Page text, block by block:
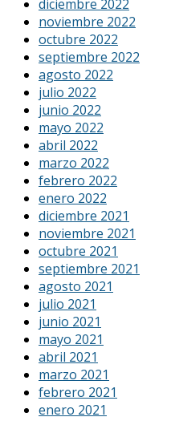
diciembre 2022
noviembre 2022
octubre 2022
septiembre 2022
agosto 2022
julio 2022
junio 2022
mayo 2022
abril 2022
marzo 2022
febrero 2022
enero 2022
diciembre 2021
noviembre 2021
octubre 2021
septiembre 2021
agosto 2021
julio 2021
junio 2021
mayo 2021
abril 2021
marzo 2021
febrero 2021
enero 2021